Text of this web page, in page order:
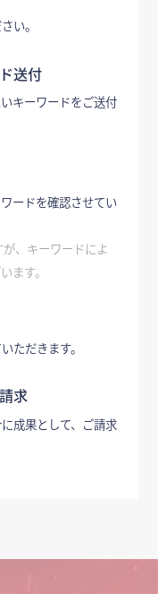
い。
送付
キーワードをご送付
ードを確認させてい
、キーワードによ
ます。
ただきます。
求
成果として、ご請求